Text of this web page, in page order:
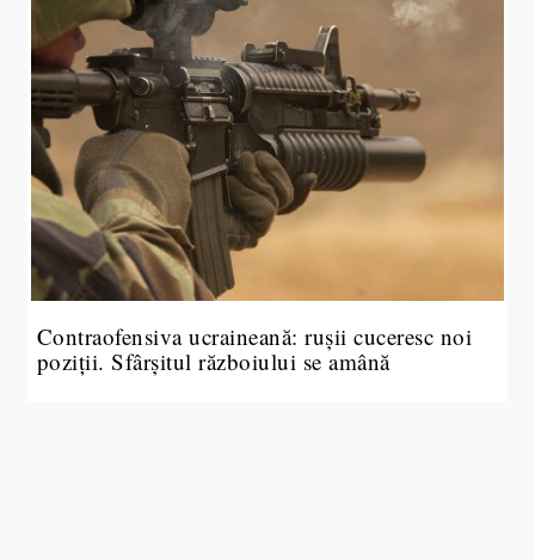
Contraofensiva ucraineană: rușii cuceresc noi
poziții. Sfârșitul războiului se amână